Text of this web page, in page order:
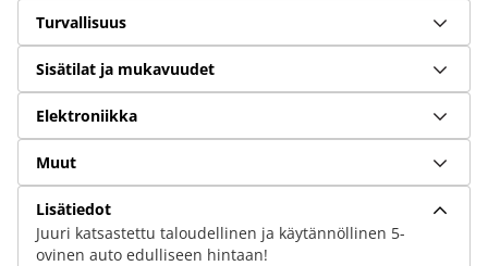
Turvallisuus
Sisätilat ja mukavuudet
Elektroniikka
Muut
Lisätiedot
Juuri katsastettu taloudellinen ja käytännöllinen 5-
ovinen auto edulliseen hintaan!